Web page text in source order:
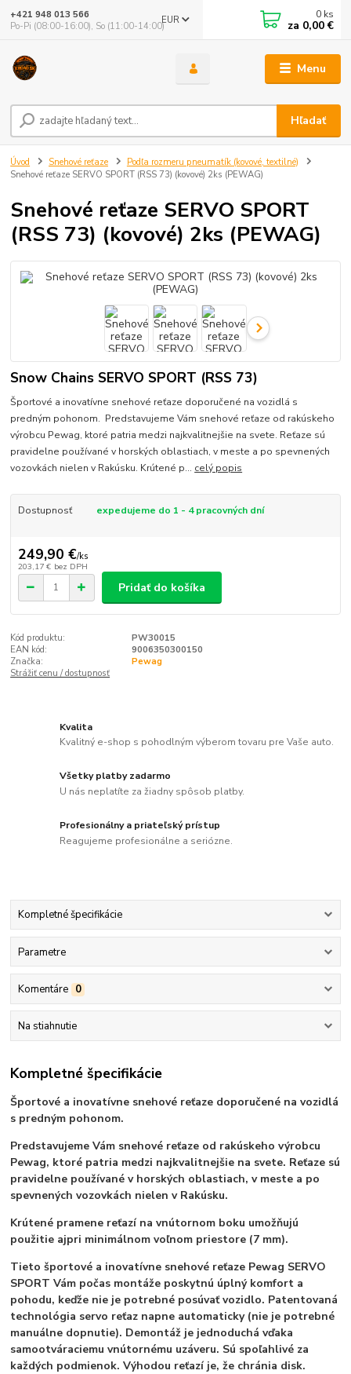
Menu
EUR
Hľadať
+421 948 013 566
Po-Pi (08:00-16:00), So (11:00-14:00)
0 ks
za 0,00 €
Úvod Snehové reťaze
Podľa rozmeru pneumatík (kovové, textilné)
Snehové reťaze SERVO SPORT (RSS 73) (kovové) 2ks (PEWAG)
Snehové reťaze SERVO SPORT
(RSS 73) (kovové) 2ks (PEWAG)
Snow Chains SERVO SPORT (RSS 73)
Športové a inovatívne snehové reťaze doporučené na vozidlá s
predným pohonom. Predstavujeme Vám snehové reťaze od rakúskeho
výrobcu Pewag, ktoré patria medzi najkvalitnejšie na svete. Reťaze sú
pravidelne používané v horských oblastiach, v meste a po spevnených
vozovkách nielen v Rakúsku. Krútené p... celý popis
Dostupnosť expedujeme do 1 - 4 pracovných dní
249,90 €/ks
203,17 € bez DPH
Pridať do košíka
Kód produktu:
PW30015
EAN kód:
9006350300150
Značka:
Pewag
Strážiť cenu / dostupnosť
Kvalita
Kvalitný e-shop s pohodlným výberom tovaru pre Vaše auto.
Všetky platby zadarmo
U nás neplatíte za žiadny spôsob platby.
Profesionálny a priateľský prístup
Reagujeme profesionálne a seriózne.
Kompletné špecifikácie
Parametre
Komentáre 0
Na stiahnutie
Kompletné špecifikácie
Športové a inovatívne snehové reťaze doporučené na vozidlá
s predným pohonom.
Predstavujeme Vám snehové reťaze od rakúskeho výrobcu
Pewag, ktoré patria medzi najkvalitnejšie na svete. Reťaze sú
pravidelne používané v horských oblastiach, v meste a po
spevnených vozovkách nielen v Rakúsku.
Krútené pramene reťazí na vnútornom boku umožňujú
použitie ajpri minimálnom voľnom priestore (7 mm).
Tieto športové a inovatívne snehové reťaze Pewag SERVO
SPORT Vám počas montáže poskytnú úplný komfort a
pohodu, keďže nie je potrebné posúvať vozidlo. Patentovaná
technológia servo reťaz napne automaticky (nie je potrebné
manuálne dopnutie). Demontáž je jednoduchá vďaka
samootváraciemu vnútornému uzáveru. Sú spoľahlivé za
každých podmienok. Výhodou reťazí je, že chránia disk.